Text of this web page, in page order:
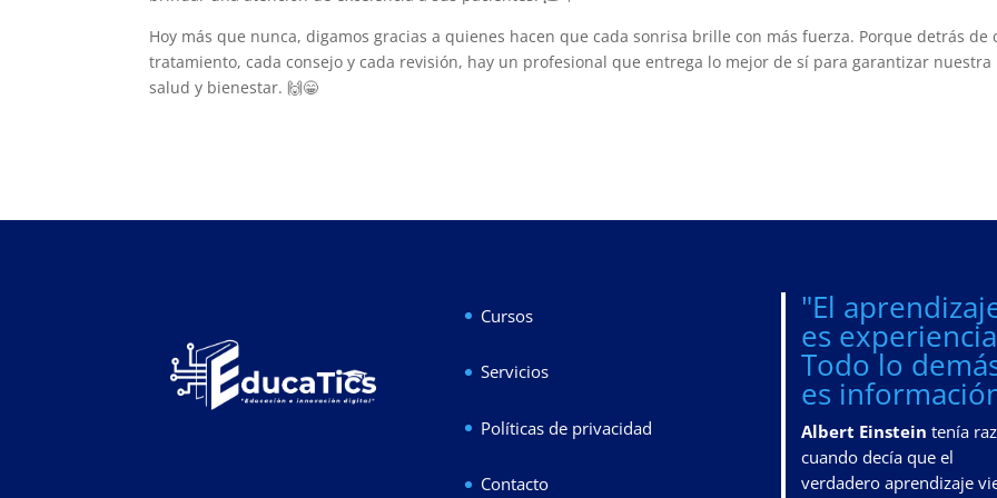
Hoy más que nunca, digamos gracias a quienes hacen que cada sonrisa brille con más fuerza. Porque detrás de
tratamiento, cada consejo y cada revisión, hay un profesional que entrega lo mejor de sí para garantizar nuestra
salud y bienestar. 🙌😁
Cursos
Servicios
Políticas de privacidad
Contacto
"El
es
Todo lo
es
Albert Einstein tenía
cuando decía que el
verdadero aprendizaje